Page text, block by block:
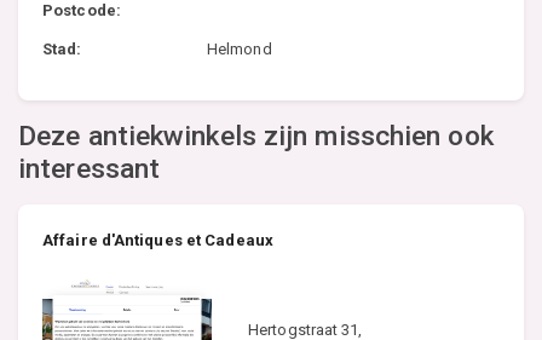
Postcode:
Stad: Helmond
Deze antiekwinkels zijn misschien ook
interessant
Affaire d'Antiques et Cadeaux
Hertogstraat 31,